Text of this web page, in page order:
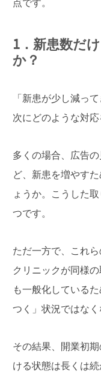
点です。
1．新患数だ
か？
「新患が少し減っ
次にどのような対
多くの場合、広告
ど、新患を増やす
ょうか。こうした
つです。
ただ一方で、これ
クリニックが同様
も一般化している
つく」状況ではなく
その結果、開業初
ける状態は長くは